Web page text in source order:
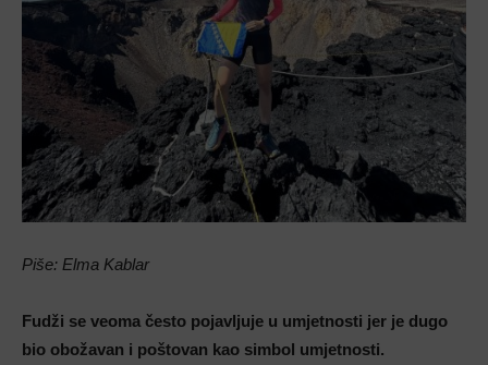
Piše: Elma Kablar
Fudži se veoma često pojavljuje u umjetnosti jer je dugo
bio obožavan i poštovan kao simbol umjetnosti.